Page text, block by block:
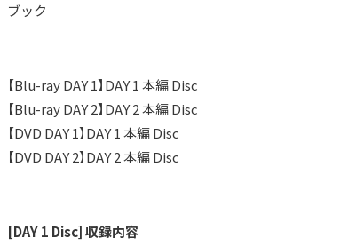
ブック
【Blu-ray DAY 1】DAY 1 本編 Disc
【Blu-ray DAY 2】DAY 2 本編 Disc
【DVD DAY 1】DAY 1 本編 Disc
【DVD DAY 2】DAY 2 本編 Disc
[DAY 1 Disc] 収録内容